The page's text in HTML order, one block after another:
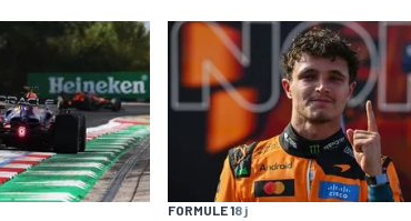
FORMULE 18 j